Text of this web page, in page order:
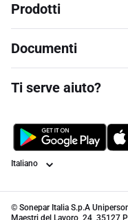
Prodotti
Documenti
Ti serve aiuto?
Lingua
© Sonepar Italia S.p.A
Maestri del Lavoro, 24, 35127